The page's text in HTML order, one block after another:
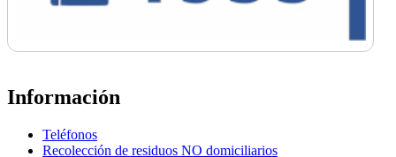
Información
Teléfonos
Recolección de residuos NO domiciliarios